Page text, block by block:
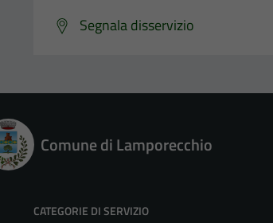
Segnala disservizio
Comune di Lamporecchio
CATEGORIE DI SERVIZIO